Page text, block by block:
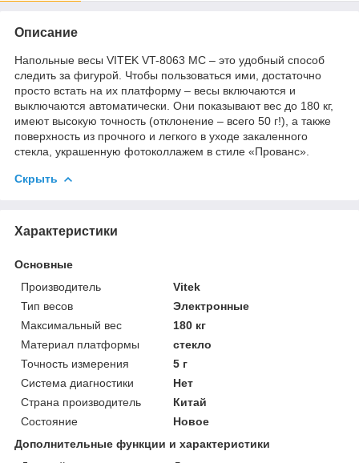
Описание
Напольные весы VITEK VT-8063 MC – это удобный способ
следить за фигурой. Чтобы пользоваться ими, достаточно
просто встать на их платформу – весы включаются и
выключаются автоматически. Они показывают вес до 180 кг,
имеют высокую точность (отклонение – всего 50 г!), а также
поверхность из прочного и легкого в уходе закаленного
стекла, украшенную фотоколлажем в стиле «Прованс».
Скрыть
Характеристики
Основные
Производитель
Vitek
Тип весов
Электронные
Максимальный вес
180 кг
Материал платформы
стекло
Точность измерения
5 г
Система диагностики
Нет
Страна производитель
Китай
Состояние
Новое
Дополнительные функции и характеристики